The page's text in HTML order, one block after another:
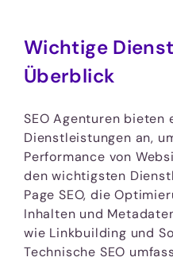
Wichtige
Überblick
SEO Agenturen bieten
Dienstleistungen an,
Performance von
den wichtigsten
Page SEO, die
Inhalten und
wie Linkbuilding und
Technische SEO